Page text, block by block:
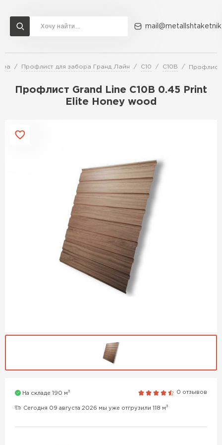
Профлист для забора Гранд Лайн С10 С10В Профлист
Профлист Grand Line C10В 0.45 Print
Elite Honey wood
На складе 190 м3 0 отзывов
Сегодня 09 августа 2026 мы уже отгрузили 118 м3
Доставка и оплата Акции О компании Контакты
Перейти в каталог